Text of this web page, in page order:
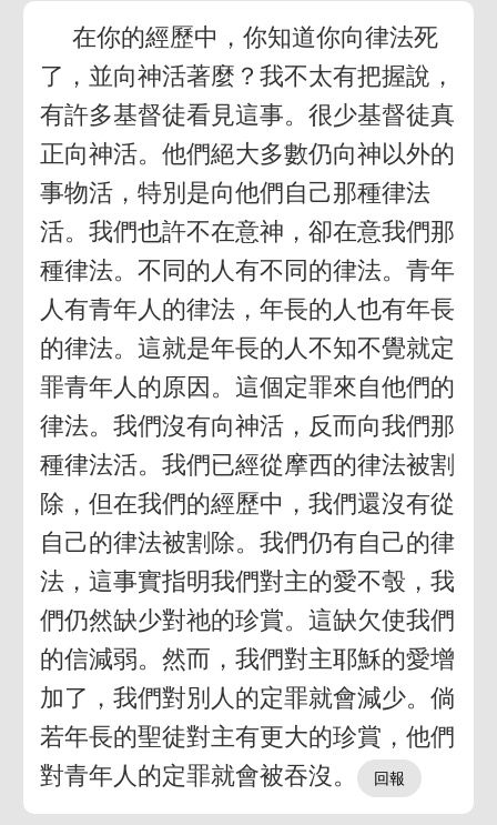
在你的經歷中，你知道你向律法死
了，並向神活著麼？我不太有把握說，
有許多基督徒看見這事。很少基督徒真
正向神活。他們絕大多數仍向神以外的
事物活，特別是向他們自己那種律法
活。我們也許不在意神，卻在意我們那
種律法。不同的人有不同的律法。青年
人有青年人的律法，年長的人也有年長
的律法。這就是年長的人不知不覺就定
罪青年人的原因。這個定罪來自他們的
律法。我們沒有向神活，反而向我們那
種律法活。我們已經從摩西的律法被割
除，但在我們的經歷中，我們還沒有從
自己的律法被割除。我們仍有自己的律
法，這事實指明我們對主的愛不彀，我
們仍然缺少對祂的珍賞。這缺欠使我們
的信減弱。然而，我們對主耶穌的愛增
加了，我們對別人的定罪就會減少。倘
若年長的聖徒對主有更大的珍賞，他們
對青年人的定罪就會被吞沒。